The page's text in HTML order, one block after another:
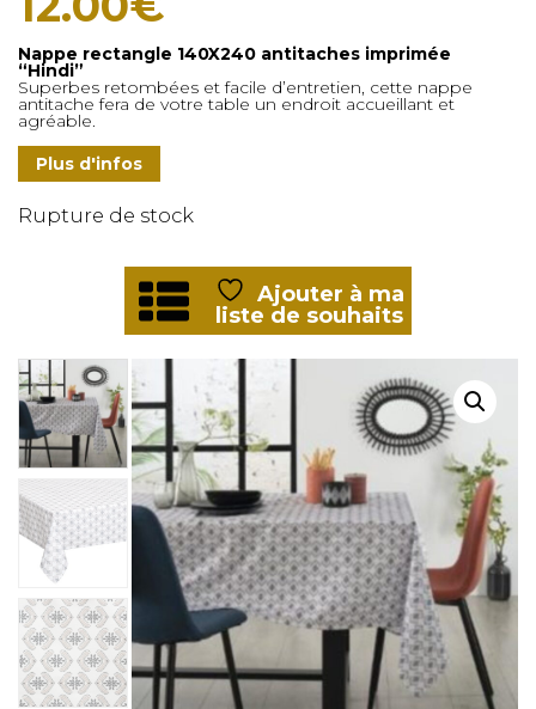
Nappe rectangle 140X240 antitaches imprimée
“Hindi”
Superbes retombées et facile d’entretien, cette nappe
antitache fera de votre table un endroit accueillant et
agréable.
Plus d'infos
Rupture de stock
Ajouter à ma
liste de souhaits